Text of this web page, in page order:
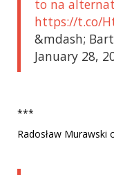
to na
https://t.co/
&mdash;
January 28,
***
Radosław Murawski